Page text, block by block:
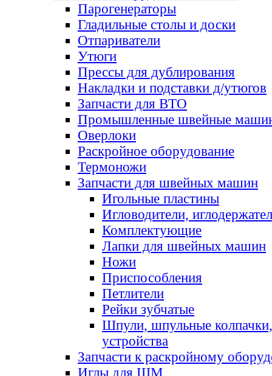
Парогенераторы
Гладильные столы и доски
Отпариватели
Утюги
Прессы для дублирования
Накладки и подставки д/утюгов
Запчасти для ВТО
Промышленные швейные
Оверлоки
Раскройное оборудование
Термоножи
Запчасти для швейных машин
Игольные пластины
Игловодители,
Комплектующие
Лапки для швейных машин
Ножи
Приспособления
Петлители
Рейки зубчатые
Шпули, шпульные
устройства
Запчасти к раскройному
Иглы для ШМ